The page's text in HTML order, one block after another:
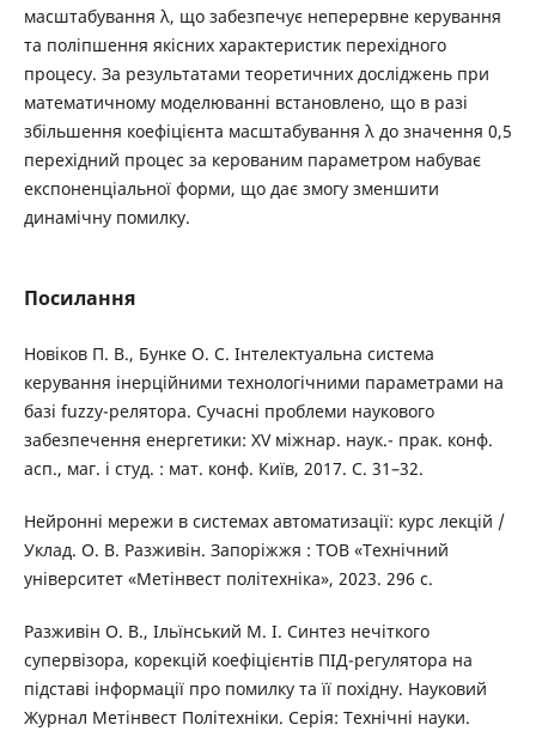
масштабування λ, що забезпечує неперервне керування
та поліпшення якісних характеристик перехідного
процесу. За результатами теоретичних досліджень при
математичному моделюванні встановлено, що в разі
збільшення коефіцієнта масштабування λ до значення 0,5
перехідний процес за керованим параметром набуває
експоненціальної форми, що дає змогу зменшити
динамічну помилку.
Посилання
Новіков П. В., Бунке О. С. Інтелектуальна система
керування інерційними технологічними параметрами на
базі fuzzy-релятора. Сучасні проблеми наукового
забезпечення енергетики: XV міжнар. наук.- прак. конф.
асп., маг. і студ. : мат. конф. Київ, 2017. С. 31–32.
Нейронні мережи в системах автоматизації: курс лекцій /
Уклад. О. В. Разживін. Запоріжжя : ТОВ «Технічний
університет «Метінвест політехніка», 2023. 296 с.
Разживін О. В., Ільїнський М. І. Синтез нечіткого
супервізора, корекцій коефіцієнтів ПІД-регулятора на
підставі інформації про помилку та її похідну. Науковий
Журнал Метінвест Політехніки. Серія: Технічні науки.